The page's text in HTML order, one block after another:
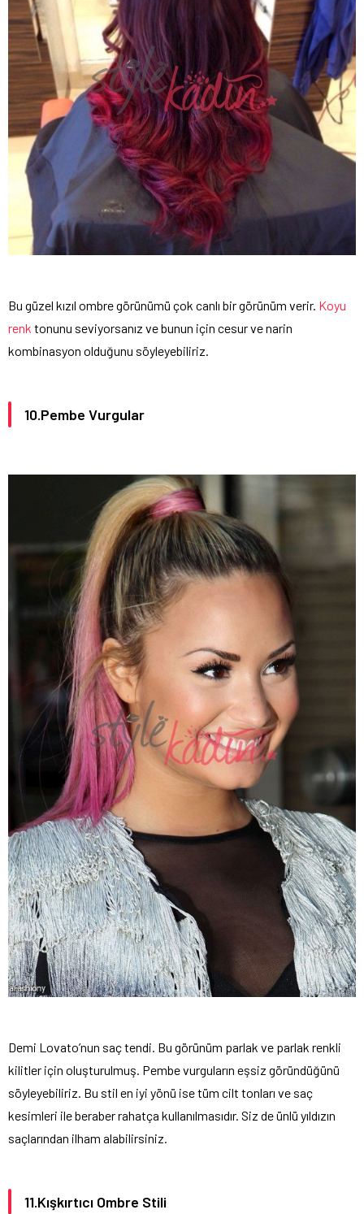
Bu güzel kızıl ombre görünümü çok canlı bir görünüm verir. Koyu
renk tonunu seviyorsanız ve bunun için cesur ve narin
kombinasyon olduğunu söyleyebiliriz.
10.Pembe Vurgular
Demi Lovato’nun saç tendi. Bu görünüm parlak ve parlak renkli
kilitler için oluşturulmuş. Pembe vurguların eşsiz göründüğünü
söyleyebiliriz. Bu stil en iyi yönü ise tüm cilt tonları ve saç
kesimleri ile beraber rahatça kullanılmasıdır. Siz de ünlü yıldızın
saçlarından ilham alabilirsiniz.
11.Kışkırtıcı Ombre Stili